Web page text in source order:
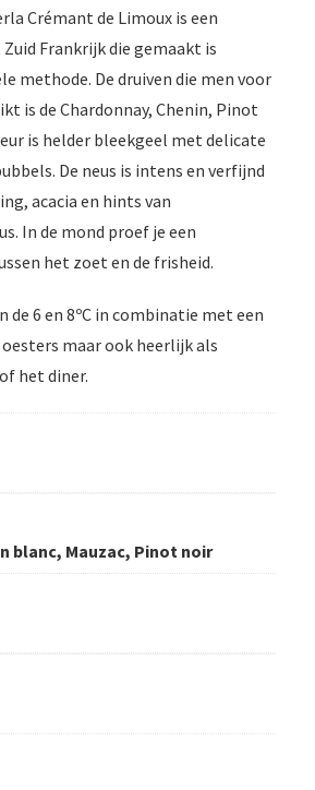
Crémant de Limoux is een
Frankrijk die gemaakt is
methode. De druiven die men voor
is de Chardonnay, Chenin, Pinot
is helder bleekgeel met delicate
De neus is intens en verfijnd
acacia en hints van
In de mond proef je een
het zoet en de frisheid.
de 6 en 8ºC in combinatie met een
maar ook heerlijk als
het diner.
blanc, Mauzac, Pinot noir